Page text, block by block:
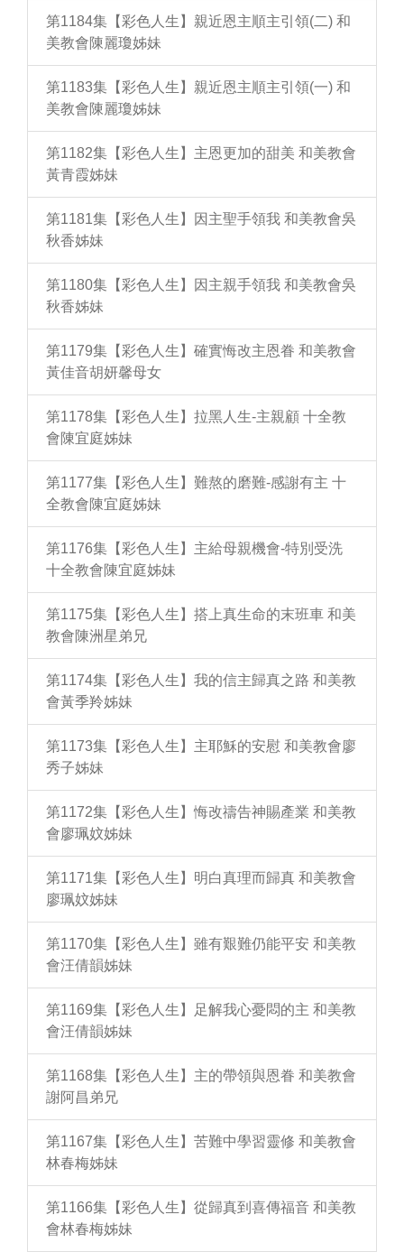
第1184集【彩色人生】親近恩主順主引領(二) 和
美教會陳麗瓊姊妹
第1183集【彩色人生】親近恩主順主引領(一) 和
美教會陳麗瓊姊妹
第1182集【彩色人生】主恩更加的甜美 和美教會
黃青霞姊妹
第1181集【彩色人生】因主聖手領我 和美教會吳
秋香姊妹
第1180集【彩色人生】因主親手領我 和美教會吳
秋香姊妹
第1179集【彩色人生】確實悔改主恩眷 和美教會
黃佳音胡妍馨母女
第1178集【彩色人生】拉黑人生-主親顧 十全教
會陳宜庭姊妹
第1177集【彩色人生】難熬的磨難-感謝有主 十
全教會陳宜庭姊妹
第1176集【彩色人生】主給母親機會-特別受洗
十全教會陳宜庭姊妹
第1175集【彩色人生】搭上真生命的末班車 和美
教會陳洲星弟兄
第1174集【彩色人生】我的信主歸真之路 和美教
會黃季羚姊妹
第1173集【彩色人生】主耶穌的安慰 和美教會廖
秀子姊妹
第1172集【彩色人生】悔改禱告神賜產業 和美教
會廖珮妏姊妹
第1171集【彩色人生】明白真理而歸真 和美教會
廖珮妏姊妹
第1170集【彩色人生】雖有艱難仍能平安 和美教
會汪倩韻姊妹
第1169集【彩色人生】足解我心憂悶的主 和美教
會汪倩韻姊妹
第1168集【彩色人生】主的帶領與恩眷 和美教會
謝阿昌弟兄
第1167集【彩色人生】苦難中學習靈修 和美教會
林春梅姊妹
第1166集【彩色人生】從歸真到喜傳福音 和美教
會林春梅姊妹